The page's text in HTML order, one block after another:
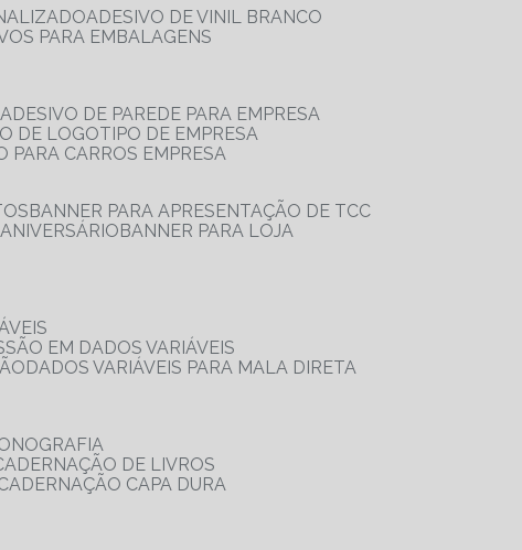
ADESIVO DE VINIL BRANCO
PARA EMBALAGENS
ADESIVO DE PAREDE PARA EMPRESA
DE LOGOTIPO DE EMPRESA
PARA CARROS EMPRESA
BANNER PARA APRESENTAÇÃO DE TCC
BANNER PARA LOJA
EM DADOS VARIÁVEIS
DADOS VARIÁVEIS PARA MALA DIRETA
DE LIVROS
CAPA DURA